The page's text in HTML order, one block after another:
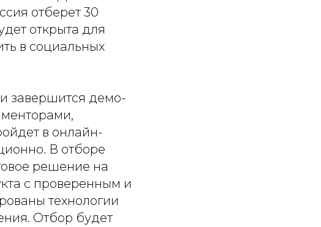
отберет 30
открыта для
в социальных
завершится демо-
в онлайн-
В отборе
решение на
с проверенным и
технологии
Отбор будет